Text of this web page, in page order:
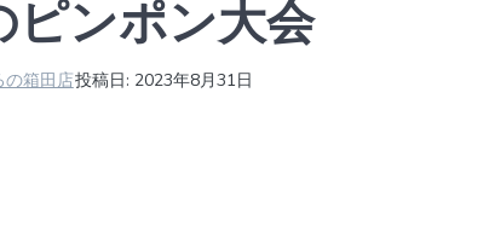
ピンポン大会
の箱田店投稿日: 2023年8月31日